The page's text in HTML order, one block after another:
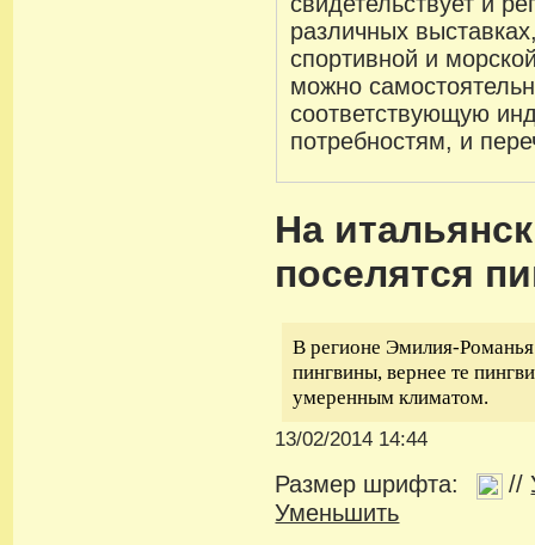
различных
спортивной и
можно
соответствующую
потребностям, и
На
поселятся
В регионе Эмилия-
пингвины, вернее те
умеренным климатом.
13/02/2014 14:44
Размер шрифта: //
Уменьшить